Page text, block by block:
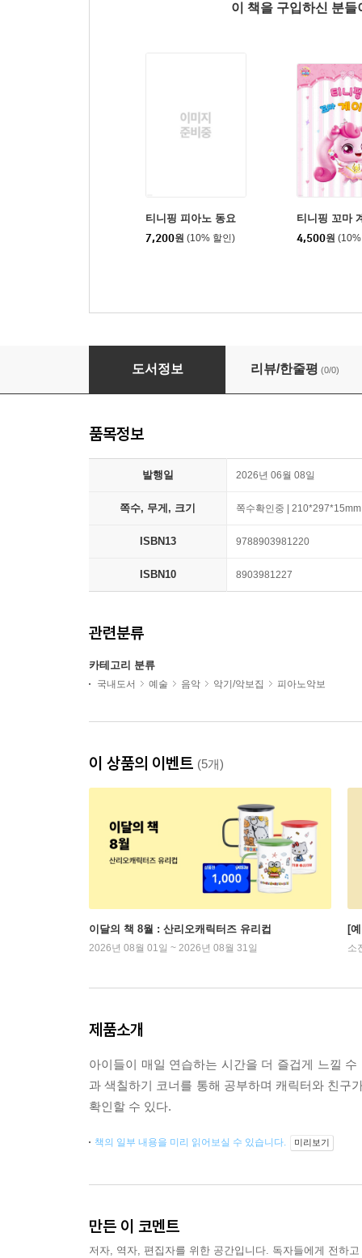
이 책을 구입하신 분
티니핑 피아노 동요
7,200원 (10% 할인)
티니핑 꼬마
4,500원
프린세스 캐치! 티니핑 음악 진도 노트
도서정보 리뷰/한줄평 (0/0)
품목정보
발행일 2026년 06월 08일
쪽수, 무게, 크기 쪽수확인중 | 210*297*15mm
ISBN13 9788903981220
ISBN10 8903981227
관련분류
카테고리 분류
국내도서 예술 음악 악기/악보집 피아노악보
이 상품의 이벤트 (5개)
이달의 책 8월 : 산리오캐릭터즈 유리컵
2026년 08월 01일 ~ 2026년 08월 31일
[
소
제품소개
아이들이 매일 연습하는 시간을 더 즐겁게 느낄
과 색칠하기 코너를 통해 공부하며 캐릭터와 친구
확인할 수 있다.
책의 일부 내용을 미리 읽어보실 수 있습니다. 미리보기
만든 이 코멘트
저자, 역자, 편집자를 위한 공간입니다. 독자들에게 전하